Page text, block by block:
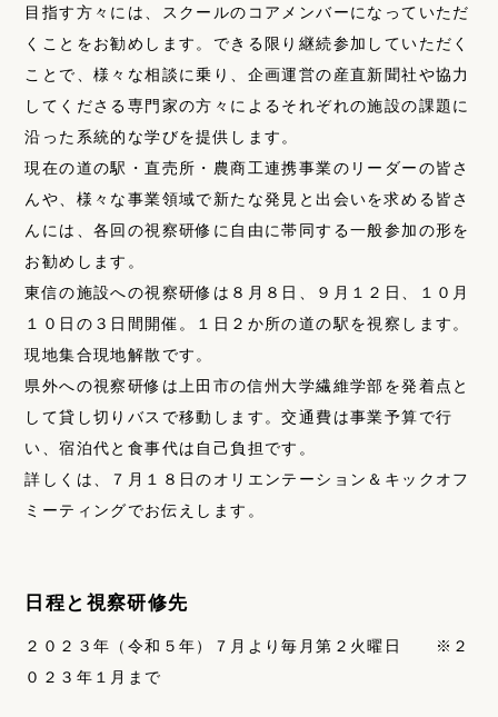
目指す方々には、スクールのコアメンバーになっていただ
くことをお勧めします。できる限り継続参加していただく
ことで、様々な相談に乗り、企画運営の産直新聞社や協力
してくださる専門家の方々によるそれぞれの施設の課題に
沿った系統的な学びを提供します。
現在の道の駅・直売所・農商工連携事業のリーダーの皆さ
んや、様々な事業領域で新たな発見と出会いを求める皆さ
んには、各回の視察研修に自由に帯同する一般参加の形を
お勧めします。
東信の施設への視察研修は８月８日、９月１２日、１０月
１０日の３日間開催。１日２か所の道の駅を視察します。
現地集合現地解散です。
県外への視察研修は上田市の信州大学繊維学部を発着点と
して貸し切りバスで移動します。交通費は事業予算で行
い、宿泊代と食事代は自己負担です。
詳しくは、７月１８日のオリエンテーション＆キックオフ
ミーティングでお伝えします。
日程と視察研修先
２０２３年（令和５年）７月より毎月第２火曜日 ※２
０２３年１月まで